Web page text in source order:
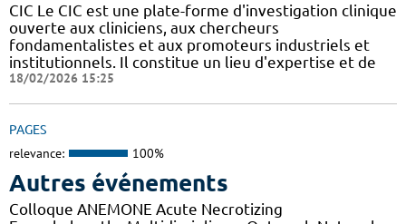
CIC Le CIC est une plate-forme d'investigation clinique
ouverte aux cliniciens, aux chercheurs
fondamentalistes et aux promoteurs industriels et
institutionnels. Il constitue un lieu d'expertise et de
18/02/2026 15:25
PAGES
relevance: 100%
Autres événements
Colloque ANEMONE Acute Necrotizing